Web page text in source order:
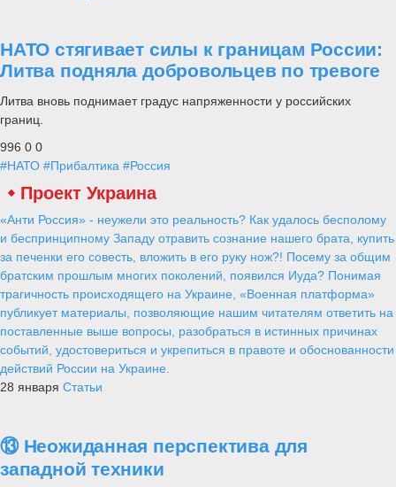
НАТО стягивает силы к границам России:
Литва подняла добровольцев по тревоге
Литва вновь поднимает градус напряженности у российских
границ.
996 0 0
#НАТО #Прибалтика #Россия
Проект Украина
«Анти Россия» - неужели это реальность? Как удалось бесполому
и беспринципному Западу отравить сознание нашего брата, купить
за печенки его совесть, вложить в его руку нож?! Посему за общим
братским прошлым многих поколений, появился Иуда? Понимая
трагичность происходящего на Украине, «Военная платформа»
публикует материалы, позволяющие нашим читателям ответить на
поставленные выше вопросы, разобраться в истинных причинах
событий, удостовериться и укрепиться в правоте и обоснованности
действий России на Украине.
28 января Статьи
⑬ Неожиданная перспектива для
западной техники